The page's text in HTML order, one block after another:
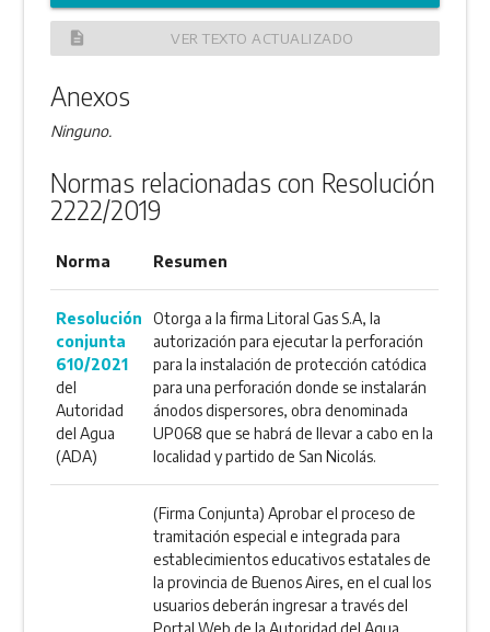
description VER TEXTO ACTUALIZADO
Anexos
Ninguno.
Normas relacionadas con Resolución
2222/2019
Norma Resumen
Resolución
conjunta
610/2021
del
Autoridad
del Agua
(ADA)
Otorga a la firma Litoral Gas S.A, la
autorización para ejecutar la perforación
para la instalación de protección catódica
para una perforación donde se instalarán
ánodos dispersores, obra denominada
UP068 que se habrá de llevar a cabo en la
localidad y partido de San Nicolás.
(Firma Conjunta) Aprobar el proceso de
tramitación especial e integrada para
establecimientos educativos estatales de
la provincia de Buenos Aires, en el cual los
usuarios deberán ingresar a través del